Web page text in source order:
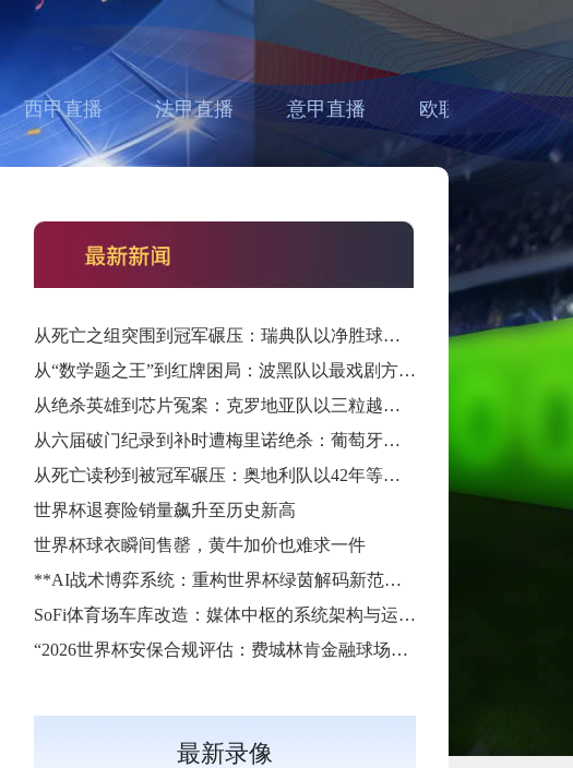
西甲直播 法甲直播 意甲直播 欧联直播
从死亡之组突围到冠军碾压：瑞典队以净胜球归零的戏剧性和一场大胜告别三十二强
从“数学题之王”到红牌困局：波黑队以最戏剧方式完成首次淘汰赛之旅的哲学课
从绝杀英雄到芯片冤案：克罗地亚队以三粒越位进球和一次头发触球挥别莫德里奇最后一舞
从六届破门纪录到补时遭梅里诺绝杀：葡萄牙队以最残酷方式挥别C罗二十载征途
从死亡读秒到被冠军碾压：奥地利队以42年等待和一场“希区柯克剧本”挥别北美
世界杯退赛险销量飙升至历史新高
世界杯球衣瞬间售罄，黄牛加价也难求一件
**AI战术博弈系统：重构世界杯绿茵解码新范式**
SoFi体育场车库改造：媒体中枢的系统架构与运维底层逻辑
“2026世界杯安保合规评估：费城林肯金融球场应急疏散通道宽度标准核查”
最新录像